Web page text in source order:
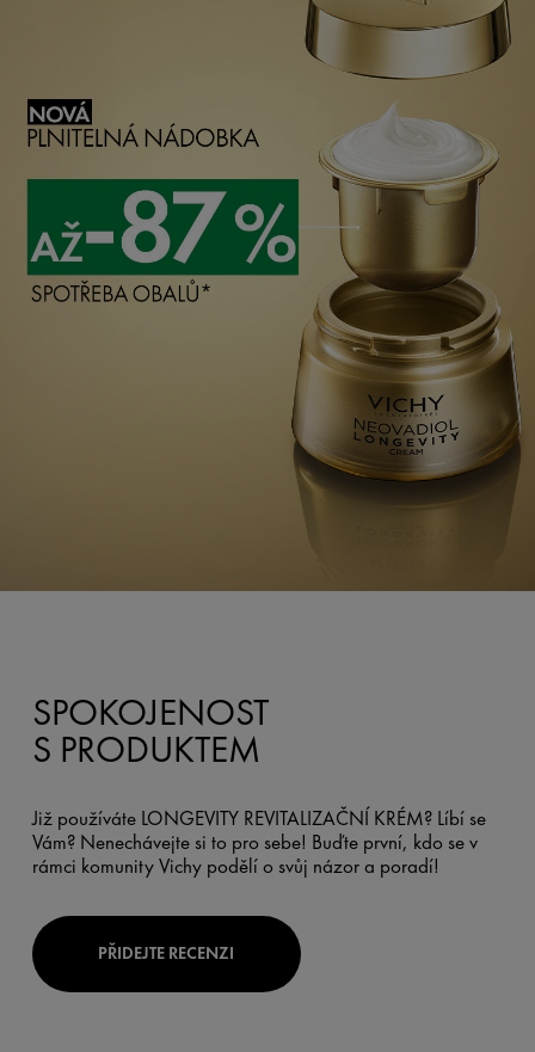
SPOKOJENOST
S PRODUKTEM
Již používáte LONGEVITY REVITALIZAČNÍ KRÉM? Líbí se
Vám? Nenechávejte si to pro sebe! Buďte první, kdo se v
rámci komunity Vichy podělí o svůj názor a poradí!
PŘIDEJTE RECENZI